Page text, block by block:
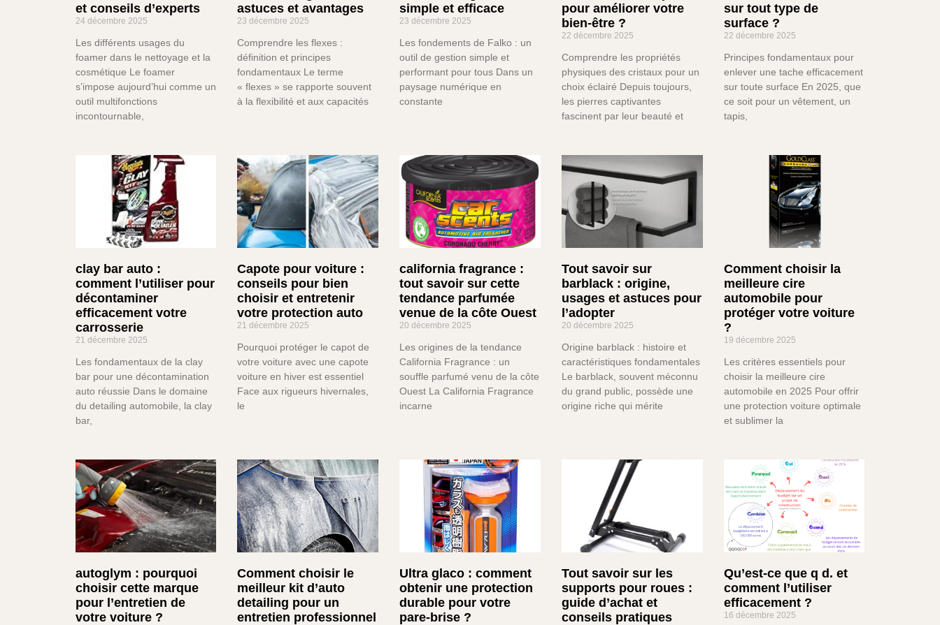
et conseils d’experts
24 décembre 2025
Les différents usages du
foamer dans le nettoyage et la
cosmétique Le foamer
s’impose aujourd’hui comme un
outil multifonctions
incontournable,
astuces et avantages
23 décembre 2025
Comprendre les flexes :
définition et principes
fondamentaux Le terme
« flexes » se rapporte souvent
à la flexibilité et aux capacités
simple et efficace
23 décembre 2025
Les fondements de Falko : un
outil de gestion simple et
performant pour tous Dans un
paysage numérique en
constante
pour améliorer votre
bien-être ?
22 décembre 2025
Comprendre les propriétés
physiques des cristaux pour un
choix éclairé Depuis toujours,
les pierres captivantes
fascinent par leur beauté et
sur tout type de
surface ?
22 décembre 2025
Principes fondamentaux pour
enlever une tache efficacement
sur toute surface En 2025, que
ce soit pour un vêtement, un
tapis,
clay bar auto :
comment l’utiliser pour
décontaminer
efficacement votre
carrosserie
21 décembre 2025
Les fondamentaux de la clay
bar pour une décontamination
auto réussie Dans le domaine
du detailing automobile, la clay
bar,
Capote pour voiture :
conseils pour bien
choisir et entretenir
votre protection auto
21 décembre 2025
Pourquoi protéger le capot de
votre voiture avec une capote
voiture en hiver est essentiel
Face aux rigueurs hivernales,
le
california fragrance :
tout savoir sur cette
tendance parfumée
venue de la côte Ouest
20 décembre 2025
Les origines de la tendance
California Fragrance : un
souffle parfumé venu de la côte
Ouest La California Fragrance
incarne
Tout savoir sur
barblack : origine,
usages et astuces pour
l’adopter
20 décembre 2025
Origine barblack : histoire et
caractéristiques fondamentales
Le barblack, souvent méconnu
du grand public, possède une
origine riche qui mérite
Comment choisir la
meilleure cire
automobile pour
protéger votre voiture
?
19 décembre 2025
Les critères essentiels pour
choisir la meilleure cire
automobile en 2025 Pour offrir
une protection voiture optimale
et sublimer la
autoglym : pourquoi
choisir cette marque
pour l’entretien de
votre voiture ?
Comment choisir le
meilleur kit d’auto
detailing pour un
entretien professionnel
Ultra glaco : comment
obtenir une protection
durable pour votre
pare-brise ?
Tout savoir sur les
supports pour roues :
guide d’achat et
conseils pratiques
Qu’est-ce que q d. et
comment l’utiliser
efficacement ?
16 décembre 2025